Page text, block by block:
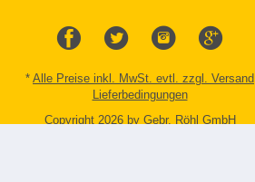
* Alle Preise inkl. MwSt. evtl. zzgl. Versand
Lieferbedingungen
Copyright 2026 by Gebr. Röhl GmbH